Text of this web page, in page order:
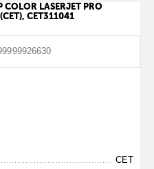
LASERJET PRO
CET311041
CET